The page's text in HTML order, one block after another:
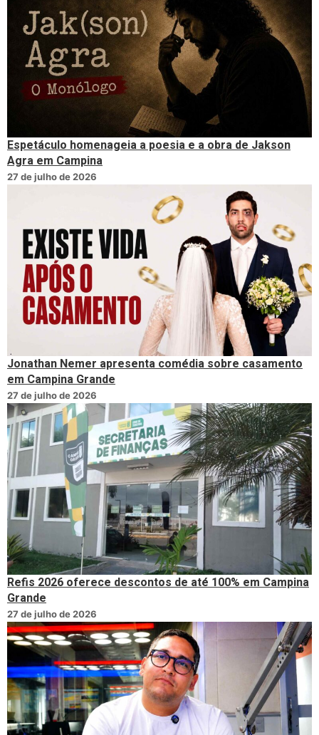
Espetáculo homenageia a poesia e a obra de Jakson
Agra em Campina
27 de julho de 2026
Jonathan Nemer apresenta comédia sobre casamento
em Campina Grande
27 de julho de 2026
Refis 2026 oferece descontos de até 100% em Campina
Grande
27 de julho de 2026